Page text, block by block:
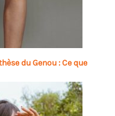
du Genou : Ce que